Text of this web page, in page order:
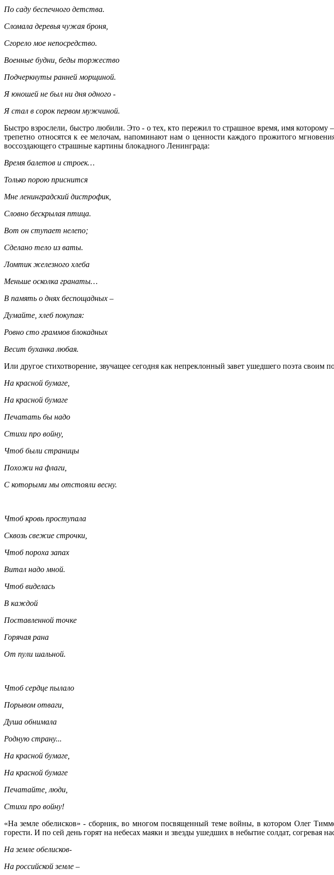
По саду беспечного детства.
Сломала деревья чужая броня,
Сгорело мое непосредство.
Военные будни, беды торжество
Подчеркнуты ранней морщиной.
Я юношей не был ни дня одного -
Я стал в сорок первом мужчиной.
Быстро взрослели, быстро любили. Это - о тех, кто пережил то страшное время, имя
трепетно относятся к ее мелочам, напоминают нам о ценности каждого прожитого
воссоздающего страшные картины блокадного Ленинграда:
Время балетов и строек…
Только порою приснится
Мне ленинградский дистрофик,
Словно бескрылая птица.
Вот он ступает нелепо;
Сделано тело из ваты.
Ломтик железного хлеба
Меньше осколка гранаты…
В память о днях беспощадных –
Думайте, хлеб покупая:
Ровно сто граммов блокадных
Весит буханка любая.
Или другое стихотворение, звучащее сегодня как непреклонный завет ушедшего поэта своим
На красной бумаге,
На красной бумаге
Печатать бы надо
Стихи про войну,
Чтоб были страницы
Похожи на флаги,
С которыми мы отстояли весну.
Чтоб кровь проступала
Сквозь свежие строчки,
Чтоб пороха запах
Витал надо мной.
Чтоб виделась
В каждой
Поставленной точке
Горячая рана
От пули шальной.
Чтоб сердце пылало
Порывом отваги,
Душа обнимала
Родную страну...
На красной бумаге,
На красной бумаге
Печатайте, люди,
Стихи про войну!
«На земле обелисков» - сборник, во многом посвященный теме войны, в котором Олег
горести. И по сей день горят на небесах маяки и звезды ушедших в небытие солдат, согревая
На земле обелисков-
На российской земле –